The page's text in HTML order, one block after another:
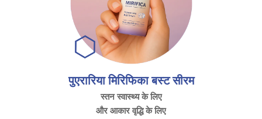
पुएरारिया मिरिफिका बस्ट सीरम
स्तन स्वास्थ्य के लिए
और आकार वृद्धि के लिए